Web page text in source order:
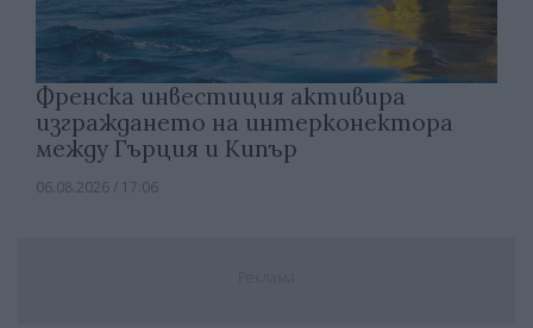
Френска инвестиция активира
изграждането на интерконектора
между Гърция и Кипър
06.08.2026 / 17:06